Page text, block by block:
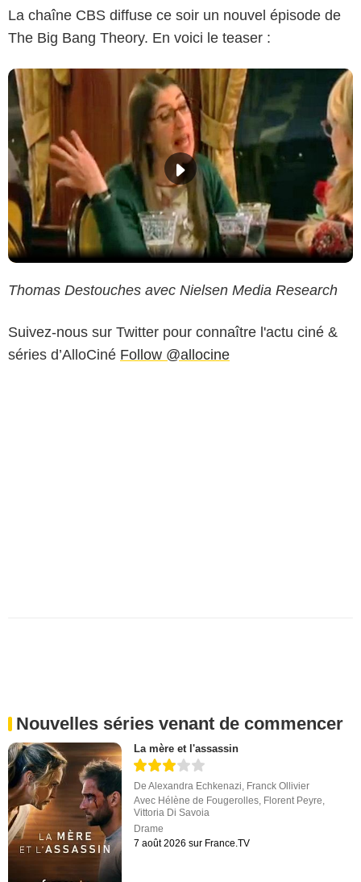
La chaîne CBS diffuse ce soir un nouvel épisode de
The Big Bang Theory. En voici le teaser :
Thomas Destouches avec Nielsen Media Research
Suivez-nous sur Twitter pour connaître l'actu ciné &
séries d’AlloCiné Follow @allocine
Nouvelles séries venant de commencer
La mère et l'assassin
DeAlexandra Echkenazi, Franck Ollivier
Avec Hélène de Fougerolles, Florent Peyre,
Vittoria Di Savoia
Drame
7 août 2026 sur France.TV